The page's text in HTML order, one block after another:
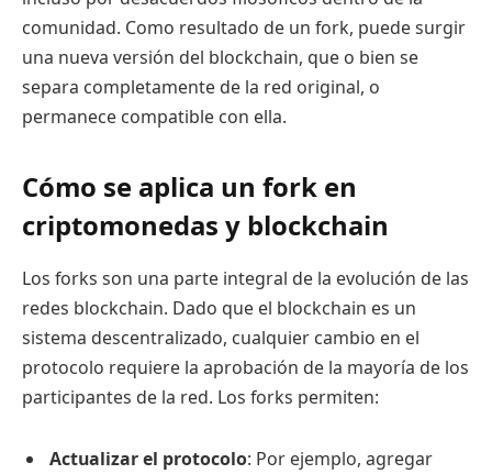
comunidad. Como resultado de un fork, puede surgir
una nueva versión del blockchain, que o bien se
separa completamente de la red original, o
permanece compatible con ella.
Cómo se aplica un fork en
criptomonedas y blockchain
Los forks son una parte integral de la evolución de las
redes blockchain. Dado que el blockchain es un
sistema descentralizado, cualquier cambio en el
protocolo requiere la aprobación de la mayoría de los
participantes de la red. Los forks permiten:
Actualizar el protocolo: Por ejemplo, agregar